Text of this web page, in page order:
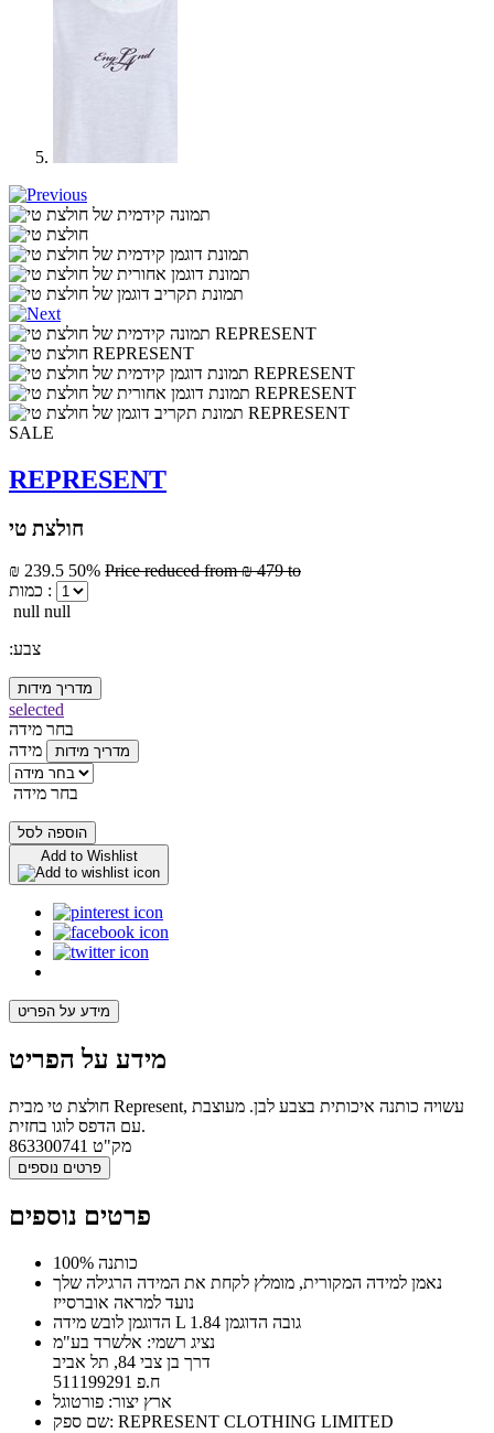
SALE
REPRESENT
חולצת טי
₪ 239.5 50% Price reduced from₪ 479 to
כמות :
null null
:צבע
מדריך מידות
selected
בחר מידה
מידה
מדריך מידות
בחר מידה
הוספה לסל
Add to Wishlist
מידע על הפריט
מידע על הפריט
חולצת טי מבית Represent, עשויה כותנה איכותית בצבע לבן. מעוצבת
עם הדפס לוגו בחזית.
מק"ט 863300741
פרטים נוספים
פרטים נוספים
100% כותנה
נאמן למידה המקורית, מומלץ לקחת את המידה הרגילה שלך
נועד למראה אוברסייז
הדוגמן לובש מידה L גובה הדוגמן 1.84
נציג רשמי: אלשרד בע"מ
דרך בן צבי 84, תל אביב
ח.פ 511199291
ארץ יצור: פורטוגל
שם ספק: REPRESENT CLOTHING LIMITED